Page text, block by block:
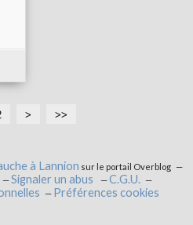
> >>
à Lannion sur le portail Overblog
Signaler un abus
C.G.U.
Préférences cookies